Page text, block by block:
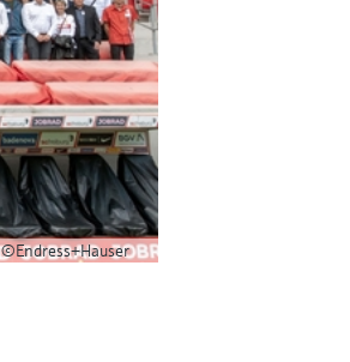
©Endress+Hauser